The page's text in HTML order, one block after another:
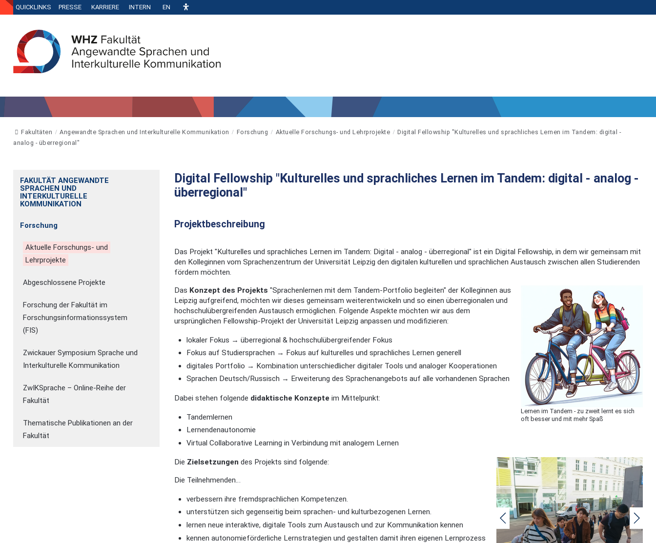
QUICKLINKS PRESSE KARRIERE INTERN EN
Fakultäten Angewandte Sprachen und Interkulturelle Kommunikation Forschung Aktuelle Forschungs- und Lehrprojekte
Digital Fellowship "Kulturelles und sprachliches Lernen im Tandem: digital -
analog - überregional"
FAKULTÄT ANGEWANDTE
SPRACHEN UND
INTERKULTURELLE
KOMMUNIKATION
Forschung
Aktuelle Forschungs- und
Lehrprojekte
Abgeschlossene Projekte
Forschung der Fakultät im
Forschungsinformationssystem
(FIS)
Zwickauer Symposium Sprache und
Interkulturelle Kommunikation
ZwIKSprache – Online-Reihe der
Fakultät
Thematische Publikationen an der
Fakultät
Digital Fellowship "Kulturelles und sprachliches Lernen im Tandem: digital - analog -
überregional"
Projektbeschreibung
Das Projekt "Kulturelles und sprachliches Lernen im Tandem: Digital - analog - überregional" ist ein Digital Fellowship, in dem wir gemeinsam mit
den Kolleginnen vom Sprachenzentrum der Universität Leipzig den digitalen kulturellen und sprachlichen Austausch zwischen allen Studierenden
fördern möchten.
Lernen im Tandem - zu zweit lernt es sich
oft besser und mit mehr Spaß
Das Konzept des Projekts "Sprachenlernen mit dem Tandem-Portfolio begleiten" der Kolleginnen aus
Leipzig aufgreifend, möchten wir dieses gemeinsam weiterentwickeln und so einen überregionalen und
hochschulübergreifenden Austausch ermöglichen. Folgende Aspekte möchten wir aus dem
ursprünglichen Fellowship-Projekt der Universität Leipzig anpassen und modifizieren:
lokaler Fokus → überregional & hochschulübergreifender Fokus
Fokus auf Studiersprachen → Fokus auf kulturelles und sprachliches Lernen generell
digitales Portfolio → Kombination unterschiedlicher digitaler Tools und analoger Kooperationen
Sprachen Deutsch/Russisch → Erweiterung des Sprachenangebots auf alle vorhandenen Sprachen
Dabei stehen folgende didaktische Konzepte im Mittelpunkt:
Tandemlernen
Lernendenautonomie
Virtual Collaborative Learning in Verbindung mit analogem Lernen
Die Zielsetzungen des Projekts sind folgende:
Die Teilnehmenden…
verbessern ihre fremdsprachlichen Kompetenzen.
unterstützen sich gegenseitig beim sprachen- und kulturbezogenen Lernen.
lernen neue interaktive, digitale Tools zum Austausch und zur Kommunikation kennen
kennen autonomieförderliche Lernstrategien und gestalten damit ihren eigenen Lernprozess